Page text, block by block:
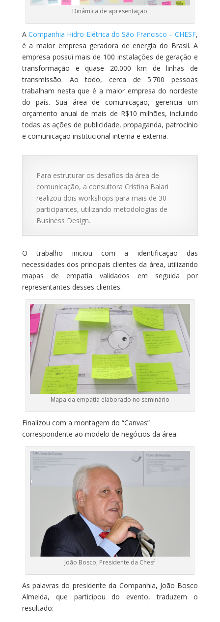
Dinâmica de apresentação
A Companhia Hidro Elétrica do São Francisco – CHESF,
é a maior empresa geradora de energia do Brasil. A
empresa possui mais de 100 instalações de geração e
transformação e quase 20.000 km de linhas de
transmissão. Ao todo, cerca de 5.700 pessoas
trabalham nesta que é a maior empresa do nordeste
do país. Sua área de comunicação, gerencia um
orçamento anual de mais de R$10 milhões, incluindo
todas as ações de publicidade, propaganda, patrocínio
e comunicação institucional interna e externa.
Para estruturar os desafios da área de
comunicação, a consultora Cristina Balari
realizou dois workshops para mais de 30
participantes, utilizando metodologias de
Business Design.
O trabalho iniciou com a identificação das
necessidades dos principais clientes da área, utilizando
mapas de empatia validados em seguida por
representantes desses clientes.
Mapa da empatia elaborado no seminário
Finalizou com a montagem do “Canvas”
correspondente ao modelo de negócios da área.
João Bosco, Presidente da Chesf
As palavras do presidente da Companhia, João Bosco
Almeida, que participou do evento, traduzem o
resultado: